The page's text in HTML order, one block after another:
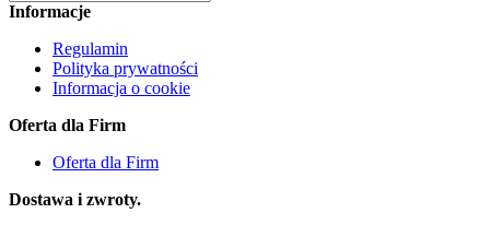
Informacje
Regulamin
Polityka prywatności
Informacja o cookie
Oferta dla Firm
Oferta dla Firm
Dostawa i zwroty.